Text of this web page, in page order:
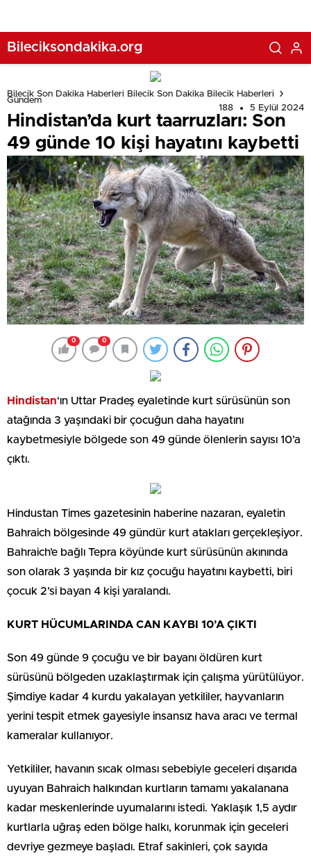
Bileciksondakika.org
Bilecik Son Dakika Haberleri Bilecik Son Dakika Bilecik Haberleri
Gündem
188
5 Eylül 2024
Hindistan’da kurt taarruzları: Son
49 günde 10 kişi hayatını kaybetti
0 0
Hindistan‘ın Uttar Pradeş eyaletinde kurt sürüsünün son
atağında 3 yaşındaki bir çocuğun daha hayatını
kaybetmesiyle bölgede son 49 günde ölenlerin sayısı 10’a
çıktı.
Hindustan Times gazetesinin haberine nazaran, eyaletin
Bahraich bölgesinde 49 gündür kurt atakları gerçekleşiyor.
Bahraich’e bağlı Tepra köyünde kurt sürüsünün akınında
son olarak 3 yaşında bir kız çocuğu hayatını kaybetti, biri
çocuk 2’si bayan 4 kişi yaralandı.
KURT HÜCUMLARINDA CAN KAYBI 10’A ÇIKTI
Son 49 günde 9 çocuğu ve bir bayanı öldüren kurt
sürüsünü bölgeden uzaklaştırmak için çalışma yürütülüyor.
Şimdiye kadar 4 kurdu yakalayan yetkililer, hayvanların
yerini tespit etmek gayesiyle insansız hava aracı ve termal
kameralar kullanıyor.
Yetkililer, havanın sıcak olması sebebiyle geceleri dışarıda
uyuyan Bahraich halkından kurtların tamamı yakalanana
kadar meskenlerinde uyumalarını istedi. Yaklaşık 1,5 aydır
kurtlarla uğraş eden bölge halkı, korunmak için geceleri
devriye gezmeye başladı. Etraf sakinleri, çok sayıda